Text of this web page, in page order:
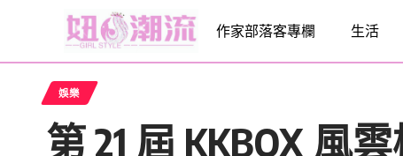
作家部落客專欄 生活
娛樂
第 21 屆 KKBOX 風